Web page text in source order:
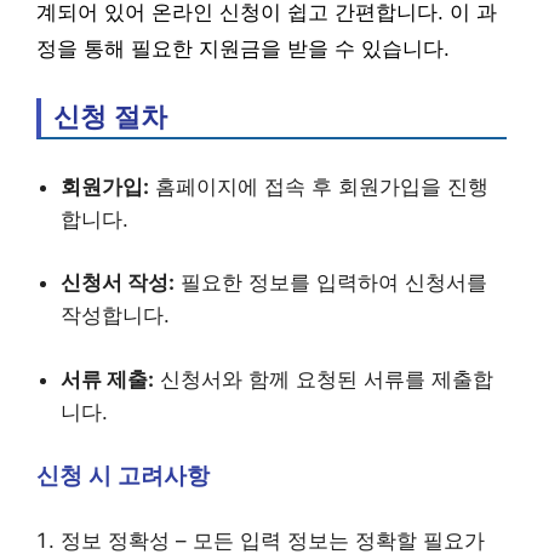
계되어 있어 온라인 신청이 쉽고 간편합니다. 이 과
정을 통해 필요한 지원금을 받을 수 있습니다.
신청 절차
회원가입: 홈페이지에 접속 후 회원가입을 진행
합니다.
신청서 작성: 필요한 정보를 입력하여 신청서를
작성합니다.
서류 제출: 신청서와 함께 요청된 서류를 제출합
니다.
신청 시 고려사항
정보 정확성 – 모든 입력 정보는 정확할 필요가